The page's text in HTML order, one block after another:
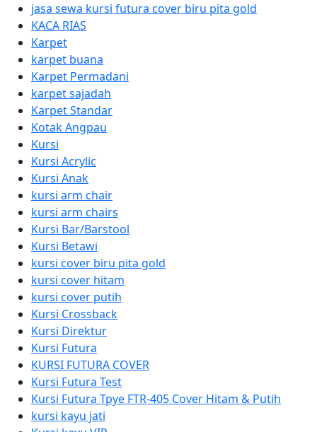
jasa sewa kursi futura cover biru pita gold
KACA RIAS
Karpet
karpet buana
Karpet Permadani
karpet sajadah
Karpet Standar
Kotak Angpau
Kursi
Kursi Acrylic
Kursi Anak
kursi arm chair
kursi arm chairs
Kursi Bar/Barstool
Kursi Betawi
kursi cover biru pita gold
kursi cover hitam
kursi cover putih
Kursi Crossback
Kursi Direktur
Kursi Futura
KURSI FUTURA COVER
Kursi Futura Test
Kursi Futura Tpye FTR-405 Cover Hitam & Putih
kursi kayu jati